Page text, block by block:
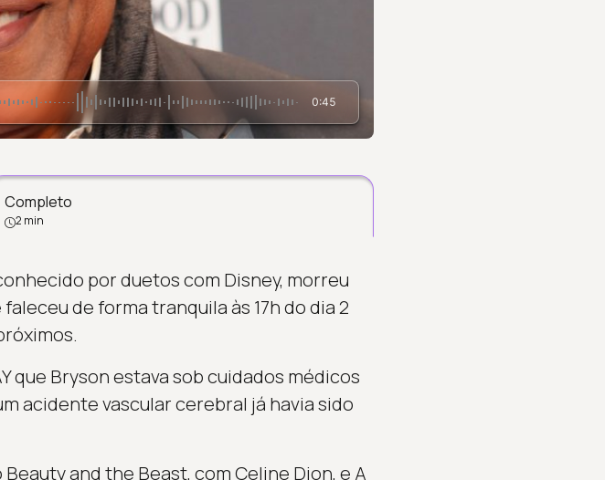
0:45
Completo
2 min
por duetos com Disney, morreu
de forma tranquila às 17h do dia 2
que Bryson estava sob cuidados médicos
acidente vascular cerebral já havia sido
and the Beast, com Celine Dion, e A